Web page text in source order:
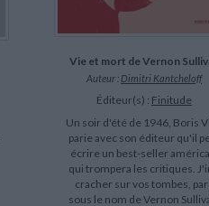
Vie et mort de Vernon
Auteur : Dimitri Kantcheloff
Éditeur(s) : Finitude
Un soir d'été de 1946, Boris
parie avec son éditeur qu'il
écrire un best-seller
qui trompera les critiques.
cracher sur vos tombes,
sous le nom de Vernon